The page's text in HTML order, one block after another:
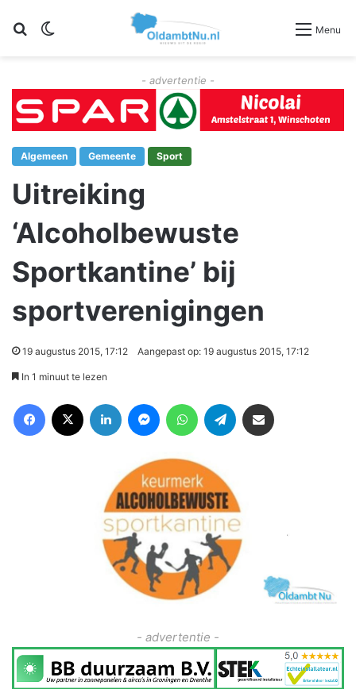
Zoeken Menu
- advertentie -
Algemeen Gemeente Sport
Uitreiking
‘Alcoholbewuste
Sportkantine’ bij
sportverenigingen
19 augustus 2015, 17:12 Aangepast op: 19 augustus 2015, 17:12
In 1 minuut te lezen
- advertentie -